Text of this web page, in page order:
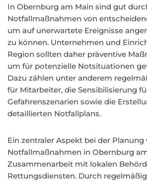
In Obernburg am Main sind gut
Notfallmaßnahmen von
um auf unerwartete Ereignisse
zu können. Unternehmen und
Region sollten daher präventive
um für potenzielle Notsituationen
Dazu zählen unter anderem
für Mitarbeiter, die Sensibilisierung
Gefahrenszenarien sowie die
detaillierten Notfallplans.
Ein zentraler Aspekt bei der Planung
Notfallmaßnahmen in Obernburg
Zusammenarbeit mit lokalen
Rettungsdiensten. Durch